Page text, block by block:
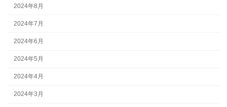
2024年8月
2024年7月
2024年6月
2024年5月
2024年4月
2024年3月